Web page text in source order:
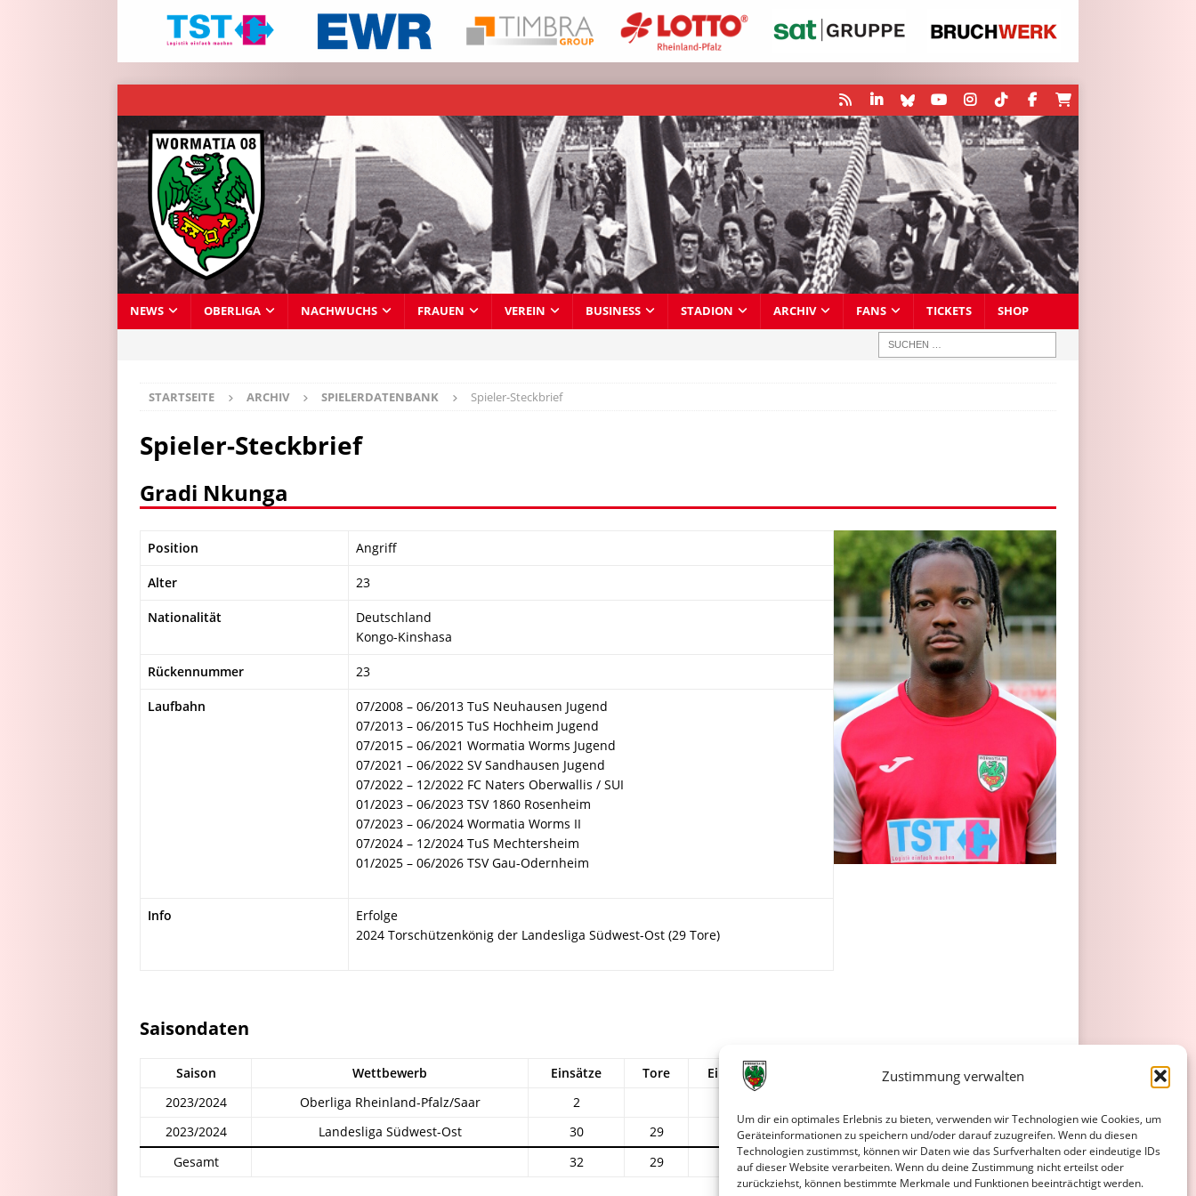
Zustimmung verwalten
Um dir ein optimales Erlebnis zu bieten, verwenden wir Technologien wie Cookies, um
Geräteinformationen zu speichern und/oder darauf zuzugreifen. Wenn du diesen
Technologien zustimmst, können wir Daten wie das Surfverhalten oder eindeutige IDs
auf dieser Website verarbeiten. Wenn du deine Zustimmung nicht erteilst oder
zurückziehst, können bestimmte Merkmale und Funktionen beeinträchtigt werden.
NEWS OBERLIGA NACHWUCHS FRAUEN VEREIN BUSINESS STADION ARCHIV FANS TICKETS SHOP
STARTSEITE ARCHIV SPIELERDATENBANK Spieler-Steckbrief
Spieler-Steckbrief
Gradi Nkunga
Position Angriff
Alter 23
Nationalität
Deutschland
Kongo-Kinshasa
Rückennummer 23
Laufbahn
07/2008 – 06/2013 TuS Neuhausen Jugend
07/2013 – 06/2015 TuS Hochheim Jugend
07/2015 – 06/2021 Wormatia Worms Jugend
07/2021 – 06/2022 SV Sandhausen Jugend
07/2022 – 12/2022 FC Naters Oberwallis / SUI
01/2023 – 06/2023 TSV 1860 Rosenheim
07/2023 – 06/2024 Wormatia Worms II
07/2024 – 12/2024 TuS Mechtersheim
01/2025 – 06/2026 TSV Gau-Odernheim
Info
Erfolge
2024 Torschützenkönig der Landesliga Südwest-Ost (29 Tore)
Saisondaten
Saison Wettbewerb Einsätze Tore Einw. Gelb/Rot
Rot
2023/2024
Oberliga Rheinland-Pfalz/Saar 2
2023/2024
Landesliga Südwest-Ost 30 29 5
2
Gesamt
32 29 5 2 0 0